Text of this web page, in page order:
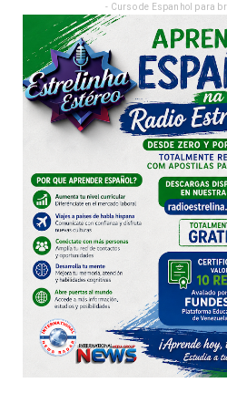
- Curso de Espanhol para